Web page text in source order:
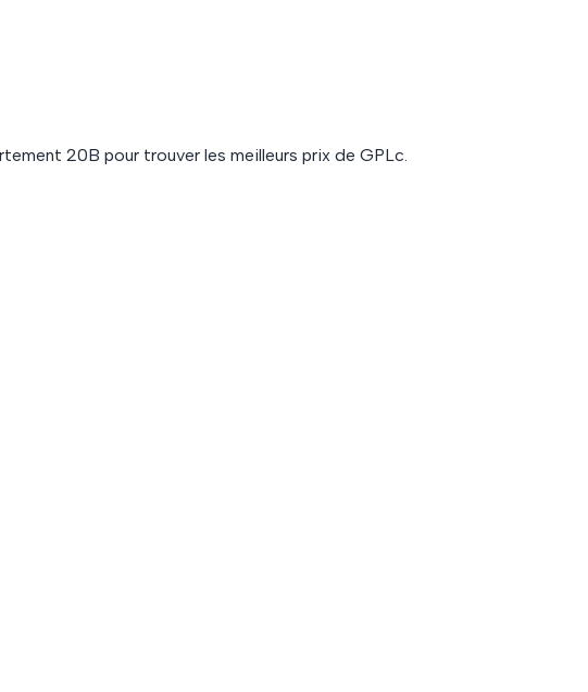
20B pour trouver les meilleurs prix de GPLc.